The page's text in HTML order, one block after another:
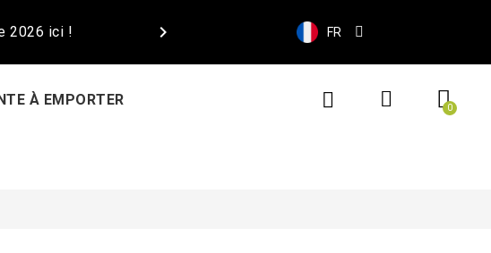
2026 ici !  FR
À EMPORTER